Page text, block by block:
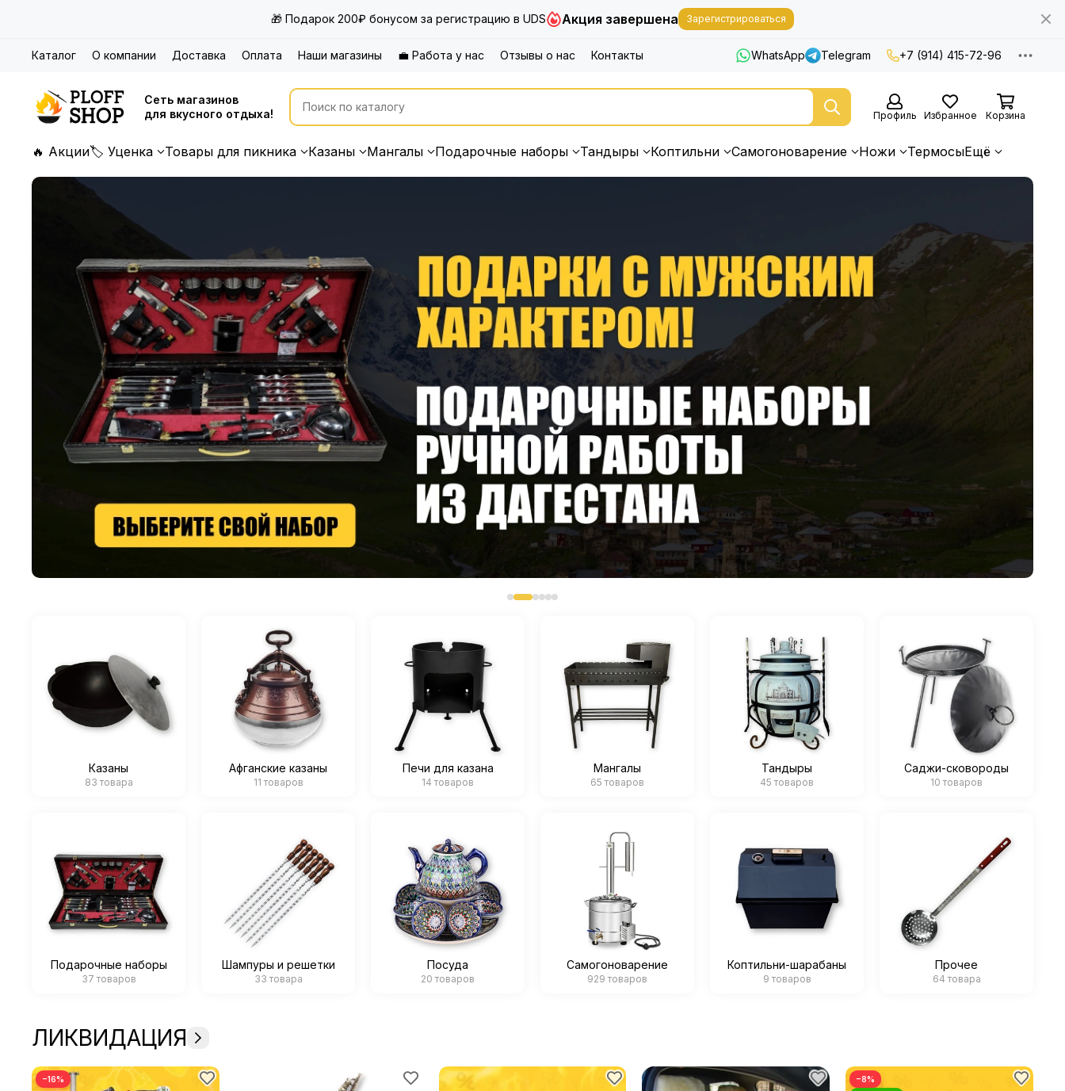
🎁 Подарок 200₽ бонусом за регистрацию в UDS Акция завершена Зарегистрироваться
Каталог О компании Доставка Оплата Наши магазины 💼 Работа у нас Отзывы о нас Контакты WhatsApp Telegram +7 (914) 415-72-96
Сеть магазинов
для вкусного отдыха!
Профиль Избранное Корзина
🔥 Акции🏷 Уценка Товары для пикника Казаны Мангалы Подарочные наборы Тандыры Коптильни Самогоноварение Ножи ТермосыЕщё
Казаны
83 товара
Афганские казаны
11 товаров
Печи для казана
14 товаров
Мангалы
65 товаров
Тандыры
45 товаров
Саджи-сковороды
10 товаров
Подарочные наборы
37 товаров
Шампуры и решетки
33 товара
Посуда
20 товаров
Самогоноварение
929 товаров
Коптильни-шарабаны
9 товаров
Прочее
64 товара
ЛИКВИДАЦИЯ
−16% −8%